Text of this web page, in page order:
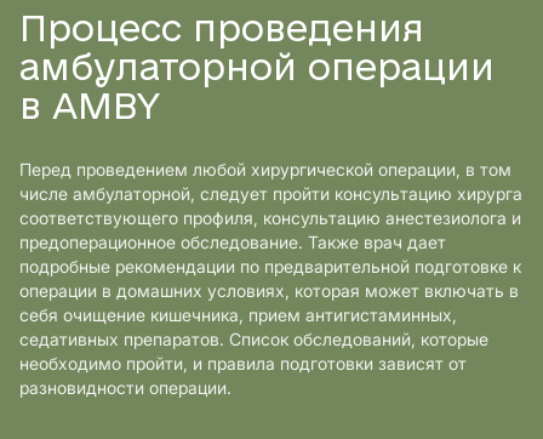
Процесс проведения
амбулаторной операции
в AMBY
Перед проведением любой хирургической операции, в том
числе амбулаторной, следует пройти консультацию хирурга
соответствующего профиля, консультацию анестезиолога и
предоперационное обследование. Также врач дает
подробные рекомендации по предварительной подготовке к
операции в домашних условиях, которая может включать в
себя очищение кишечника, прием антигистаминных,
седативных препаратов. Список обследований, которые
необходимо пройти, и правила подготовки зависят от
разновидности операции.